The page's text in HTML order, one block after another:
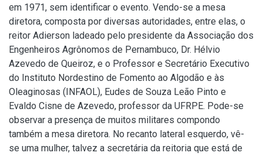
em 1971, sem identificar o evento. Vendo-se a mesa
diretora, composta por diversas autoridades, entre elas, o
reitor Adierson ladeado pelo presidente da Associação dos
Engenheiros Agrônomos de Pernambuco, Dr. Hélvio
Azevedo de Queiroz, e o Professor e Secretário Executivo
do Instituto Nordestino de Fomento ao Algodão e às
Oleaginosas (INFAOL), Eudes de Souza Leão Pinto e
Evaldo Cisne de Azevedo, professor da UFRPE. Pode-se
observar a presença de muitos militares compondo
também a mesa diretora. No recanto lateral esquerdo, vê-
se uma mulher, talvez a secretária da reitoria que está de